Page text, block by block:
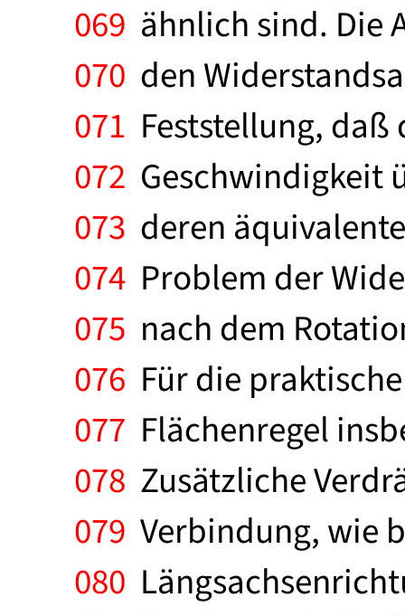
069 ähnlich sind. Die
070 den
071 Feststellung,
072 Geschwindigkeit
073 deren
074 Problem der
075 nach dem
076 Für die
077 Flächenregel
078 Zusätzliche
079 Verbindung, wie
080